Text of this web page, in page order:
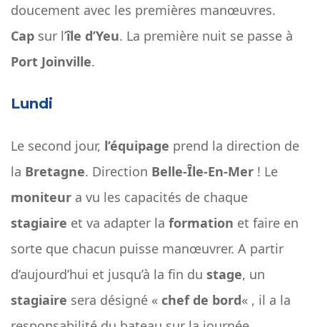
doucement avec les premières manœuvres.
Cap sur l’île d’Yeu. La première nuit se passe à
Port Joinville.
Lundi
Le second jour, l’équipage prend la direction de
la Bretagne. Direction Belle-Île-En-Mer ! Le
moniteur a vu les capacités de chaque
stagiaire et va adapter la formation et faire en
sorte que chacun puisse manœuvrer. A partir
d’aujourd’hui et jusqu’à la fin du stage, un
stagiaire sera désigné « chef de bord« , il a la